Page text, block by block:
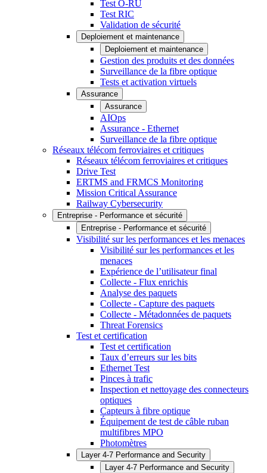
Test O-RU
Test RIC
Validation de sécurité
Deploiement et maintenance
Deploiement et maintenance
Gestion des produits et des données
Surveillance de la fibre optique
Tests et activation virtuels
Assurance
Assurance
AIOps
Assurance - Ethernet
Surveillance de la fibre optique
Réseaux télécom ferroviaires et critiques
Réseaux télécom ferroviaires et critiques
Drive Test
ERTMS and FRMCS Monitoring
Mission Critical Assurance
Railway Cybersecurity
Entreprise - Performance et sécurité
Entreprise - Performance et sécurité
Visibilité sur les performances et les menaces
Visibilité sur les performances et les
menaces
Expérience de l’utilisateur final
Collecte - Flux enrichis
Analyse des paquets
Collecte - Capture des paquets
Collecte - Métadonnées de paquets
Threat Forensics
Test et certification
Test et certification
Taux d’erreurs sur les bits
Ethernet Test
Pinces à trafic
Inspection et nettoyage des connecteurs
optiques
Capteurs à fibre optique
Équipement de test de câble ruban
multifibres MPO
Photomètres
Layer 4-7 Performance and Security
Layer 4-7 Performance and Security